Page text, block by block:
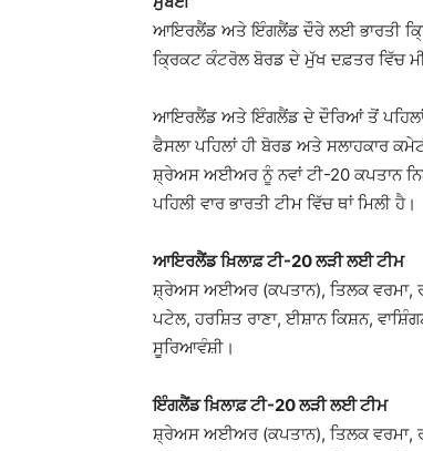
ਆਇਰਲੈਂਡ ਅਤੇ ਇੰਗਲੈਂਡ ਦੌਰੇ ਲਈ ਭਾਰਤੀ
ਕ੍ਰਿਕਟ ਕੰਟਰੋਲ ਬੋਰਡ ਦੇ ਮੁੱਖ ਦਫ਼ਤਰ ਵਿੱਚ
ਆਇਰਲੈਂਡ ਅਤੇ ਇੰਗਲੈਂਡ ਦੇ ਦੌਰਿਆਂ ਤੋਂ ਪਹਿਲਾਂ
ਫੈਸਲਾ ਪਹਿਲਾਂ ਹੀ ਬੋਰਡ ਅਤੇ ਸਲਾਹਕਾਰ
ਸ਼੍ਰੇਅਸ ਅਈਅਰ ਨੂੰ ਨਵਾਂ ਟੀ-20 ਕਪਤਾਨ
ਪਹਿਲੀ ਵਾਰ ਭਾਰਤੀ ਟੀਮ ਵਿੱਚ ਥਾਂ ਮਿਲੀ ਹੈ।
ਆਇਰਲੈਂਡ ਖ਼ਿਲਾਫ਼ ਟੀ-20 ਲੜੀ ਲਈ ਟੀਮ
ਸ਼੍ਰੇਅਸ ਅਈਅਰ (ਕਪਤਾਨ), ਤਿਲਕ ਵਰਮਾ,
ਪਟੇਲ, ਹਰਸ਼ਿਤ ਰਾਣਾ, ਈਸ਼ਾਨ ਕਿਸ਼ਨ,
ਸੂਰਿਆਵੰਸ਼ੀ।
ਇੰਗਲੈਂਡ ਖ਼ਿਲਾਫ਼ ਟੀ-20 ਲੜੀ ਲਈ ਟੀਮ
ਸ਼੍ਰੇਅਸ ਅਈਅਰ (ਕਪਤਾਨ), ਤਿਲਕ ਵਰਮਾ,